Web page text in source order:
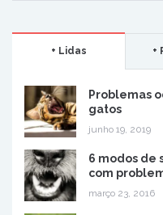
+ Lidas +
Problemas
gatos
junho 19, 2019
6 modos de
com
março 23, 2016